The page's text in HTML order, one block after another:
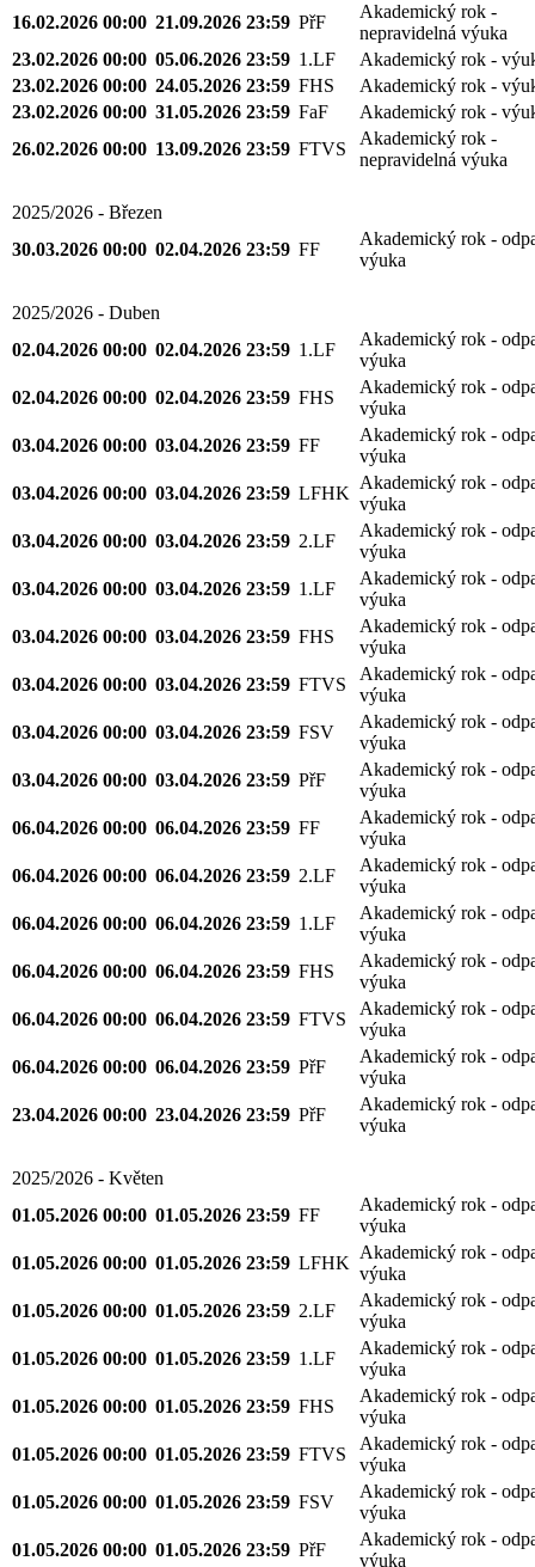
16.02.2026 00:00 21.09.2026 23:59 PřF
Akademický rok -
nepravidelná výuka
23.02.2026 00:00 05.06.2026 23:59 1.LF
Akademický rok -
23.02.2026 00:00 24.05.2026 23:59 FHS
Akademický rok -
23.02.2026 00:00 31.05.2026 23:59 FaF
Akademický rok -
26.02.2026 00:00 13.09.2026 23:59 FTVS
Akademický rok -
nepravidelná výuka
2025/2026 - Březen
30.03.2026 00:00 02.04.2026 23:59 FF
Akademický rok -
výuka
2025/2026 - Duben
02.04.2026 00:00 02.04.2026 23:59 1.LF
Akademický rok -
výuka
02.04.2026 00:00 02.04.2026 23:59 FHS
Akademický rok -
výuka
03.04.2026 00:00 03.04.2026 23:59 FF
Akademický rok -
výuka
03.04.2026 00:00 03.04.2026 23:59 LFHK
Akademický rok -
výuka
03.04.2026 00:00 03.04.2026 23:59 2.LF
Akademický rok -
výuka
03.04.2026 00:00 03.04.2026 23:59 1.LF
Akademický rok -
výuka
03.04.2026 00:00 03.04.2026 23:59 FHS
Akademický rok -
výuka
03.04.2026 00:00 03.04.2026 23:59 FTVS
Akademický rok -
výuka
03.04.2026 00:00 03.04.2026 23:59 FSV
Akademický rok -
výuka
03.04.2026 00:00 03.04.2026 23:59 PřF
Akademický rok -
výuka
06.04.2026 00:00 06.04.2026 23:59 FF
Akademický rok -
výuka
06.04.2026 00:00 06.04.2026 23:59 2.LF
Akademický rok -
výuka
06.04.2026 00:00 06.04.2026 23:59 1.LF
Akademický rok -
výuka
06.04.2026 00:00 06.04.2026 23:59 FHS
Akademický rok -
výuka
06.04.2026 00:00 06.04.2026 23:59 FTVS
Akademický rok -
výuka
06.04.2026 00:00 06.04.2026 23:59 PřF
Akademický rok -
výuka
23.04.2026 00:00 23.04.2026 23:59 PřF
Akademický rok -
výuka
2025/2026 - Květen
01.05.2026 00:00 01.05.2026 23:59 FF
Akademický rok -
výuka
01.05.2026 00:00 01.05.2026 23:59 LFHK
Akademický rok -
výuka
01.05.2026 00:00 01.05.2026 23:59 2.LF
Akademický rok -
výuka
01.05.2026 00:00 01.05.2026 23:59 1.LF
Akademický rok -
výuka
01.05.2026 00:00 01.05.2026 23:59 FHS
Akademický rok -
výuka
01.05.2026 00:00 01.05.2026 23:59 FTVS
Akademický rok -
výuka
01.05.2026 00:00 01.05.2026 23:59 FSV
Akademický rok -
výuka
01.05.2026 00:00 01.05.2026 23:59 PřF
Akademický rok -
výuka